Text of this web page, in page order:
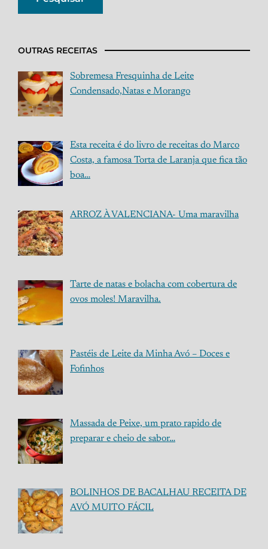
OUTRAS RECEITAS
Sobremesa Fresquinha de Leite
Condensado,Natas e Morango
Esta receita é do livro de receitas do Marco
Costa, a famosa Torta de Laranja que fica tão
boa…
ARROZ À VALENCIANA- Uma maravilha
Tarte de natas e bolacha com cobertura de
ovos moles! Maravilha.
Pastéis de Leite da Minha Avó – Doces e
Fofinhos
Massada de Peixe, um prato rapido de
preparar e cheio de sabor…
BOLINHOS DE BACALHAU RECEITA DE
AVÓ MUITO FÁCIL